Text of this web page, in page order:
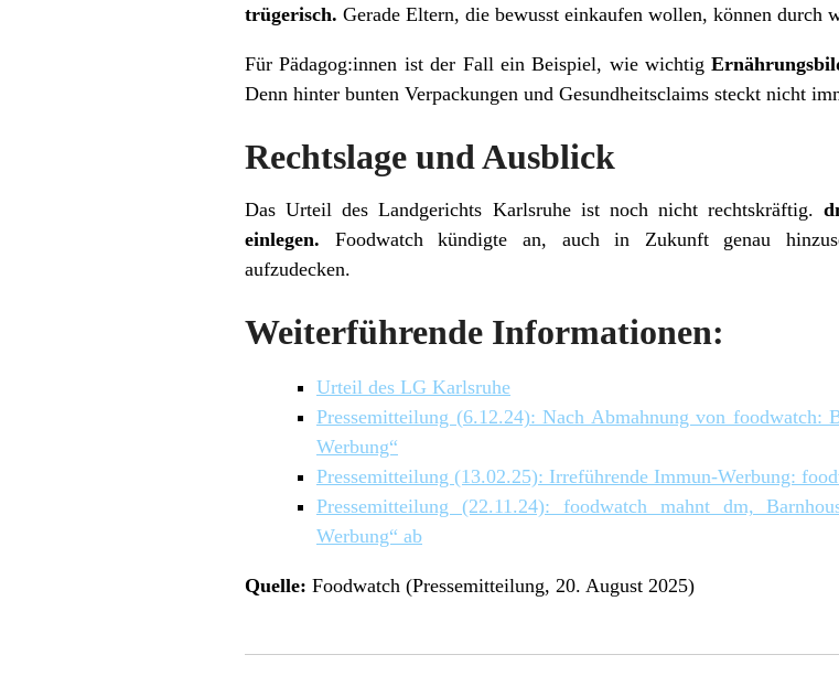
trügerisch. Gerade Eltern, die bewusst einkaufen wollen, können durch
Für Pädagog:innen ist der Fall ein Beispiel, wie wichtig
Denn hinter bunten Verpackungen und Gesundheitsclaims steckt nicht
Rechtslage und Ausblick
Das Urteil des Landgerichts Karlsruhe ist noch nicht rechtskräftig.
einlegen. Foodwatch kündigte an, auch in Zukunft genau
aufzudecken.
Weiterführende Informationen:
Urteil des LG Karlsruhe
Pressemitteilung (6.12.24): Nach Abmahnung von
Werbung“
Pressemitteilung (13.02.25): Irreführende Immun-Werbung:
Pressemitteilung (22.11.24): foodwatch mahnt dm,
Werbung“ ab
Quelle: Foodwatch (Pressemitteilung, 20. August 2025)